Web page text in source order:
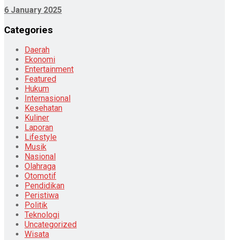
6 January 2025
Categories
Daerah
Ekonomi
Entertainment
Featured
Hukum
Internasional
Kesehatan
Kuliner
Laporan
Lifestyle
Musik
Nasional
Olahraga
Otomotif
Pendidikan
Peristiwa
Politik
Teknologi
Uncategorized
Wisata